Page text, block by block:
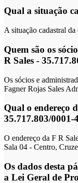
Qual a situação
A situação cadastral
Quem são os
R Sales -
Os sócios e
Fagner Rojas Sales
Qual o endereço
35.717.803/0001-
O endereço da F R
Sala 04 - Centro,
Os dados desta
a Lei Geral de